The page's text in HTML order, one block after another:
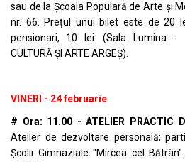
sau de la Școala Populară de Arte și
nr. 66. Prețul unui bilet este de 20
pensionari, 10 lei. (Sala Lumina -
CULTURĂ ȘI ARTE ARGEȘ).
VINERI - 24 februarie
# Ora: 11.00 - ATELIER PRACTIC
Atelier de dezvoltare personală;
Școlii Gimnaziale "Mircea cel Bătrân".